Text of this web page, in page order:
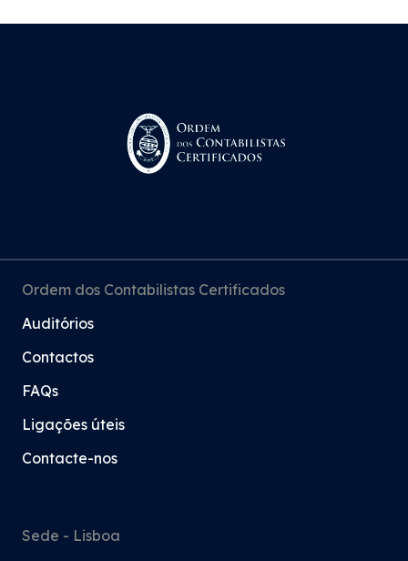
Ordem dos Contabilistas Certificados
Auditórios
Contactos
FAQs
Ligações úteis
Contacte-nos
Sede - Lisboa